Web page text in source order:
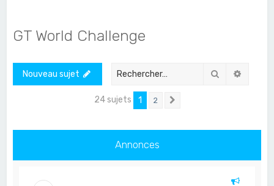
e
GT World Challenge
Nouveau sujet Rechercher
24 sujets 1 2
Annonces